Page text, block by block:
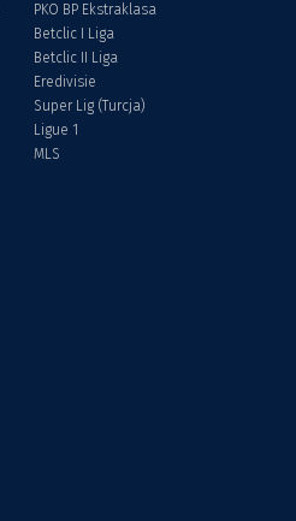
PKO BP Ekstraklasa
Betclic I Liga
Betclic II Liga
Eredivisie
Super Lig (Turcja)
Ligue 1
MLS